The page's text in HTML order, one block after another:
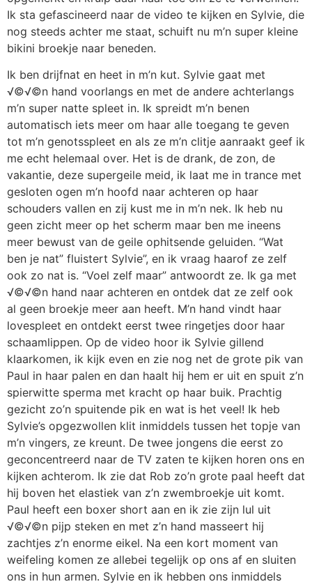
Ik sta gefascineerd naar de video te kijken en Sylvie, die
nog steeds achter me staat, schuift nu m’n super kleine
bikini broekje naar beneden.
Ik ben drijfnat en heet in m’n kut. Sylvie gaat met
√©√©n hand voorlangs en met de andere achterlangs
m’n super natte spleet in. Ik spreidt m’n benen
automatisch iets meer om haar alle toegang te geven
tot m’n genotsspleet en als ze m’n clitje aanraakt geef ik
me echt helemaal over. Het is de drank, de zon, de
vakantie, deze supergeile meid, ik laat me in trance met
gesloten ogen m’n hoofd naar achteren op haar
schouders vallen en zij kust me in m’n nek. Ik heb nu
geen zicht meer op het scherm maar ben me ineens
meer bewust van de geile ophitsende geluiden. “Wat
ben je nat” fluistert Sylvie”, en ik vraag haarof ze zelf
ook zo nat is. “Voel zelf maar” antwoordt ze. Ik ga met
√©√©n hand naar achteren en ontdek dat ze zelf ook
al geen broekje meer aan heeft. M’n hand vindt haar
lovespleet en ontdekt eerst twee ringetjes door haar
schaamlippen. Op de video hoor ik Sylvie gillend
klaarkomen, ik kijk even en zie nog net de grote pik van
Paul in haar palen en dan haalt hij hem er uit en spuit z’n
spierwitte sperma met kracht op haar buik. Prachtig
gezicht zo’n spuitende pik en wat is het veel! Ik heb
Sylvie’s opgezwollen klit inmiddels tussen het topje van
m’n vingers, ze kreunt. De twee jongens die eerst zo
geconcentreerd naar de TV zaten te kijken horen ons en
kijken achterom. Ik zie dat Rob zo’n grote paal heeft dat
hij boven het elastiek van z’n zwembroekje uit komt.
Paul heeft een boxer short aan en ik zie zijn lul uit
√©√©n pijp steken en met z’n hand masseert hij
zachtjes z’n enorme eikel. Na een kort moment van
weifeling komen ze allebei tegelijk op ons af en sluiten
ons in hun armen. Sylvie en ik hebben ons inmiddels